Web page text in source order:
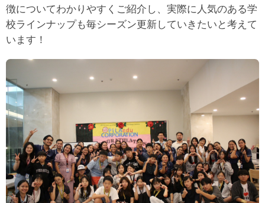
徴についてわかりやすくご紹介し、実際に人気のある学
校ラインナップも毎シーズン更新していきたいと考えて
います！